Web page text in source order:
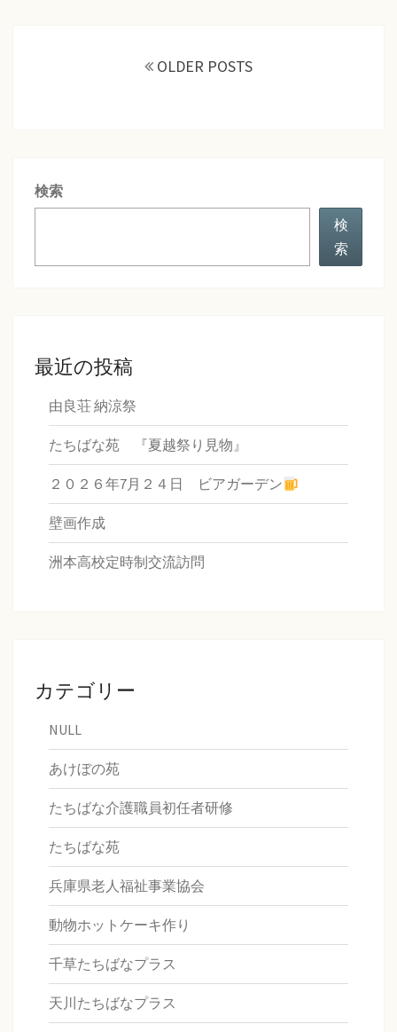
OLDER POSTS
検索
検
索
最近の投稿
由良荘 納涼祭
たちばな苑 『夏越祭り見物』
２０２６年7月２４日 ビアガーデン
壁画作成
洲本高校定時制交流訪問
カテゴリー
NULL
あけぼの苑
たちばな介護職員初任者研修
たちばな苑
兵庫県老人福祉事業協会
動物ホットケーキ作り
千草たちばなプラス
天川たちばなプラス